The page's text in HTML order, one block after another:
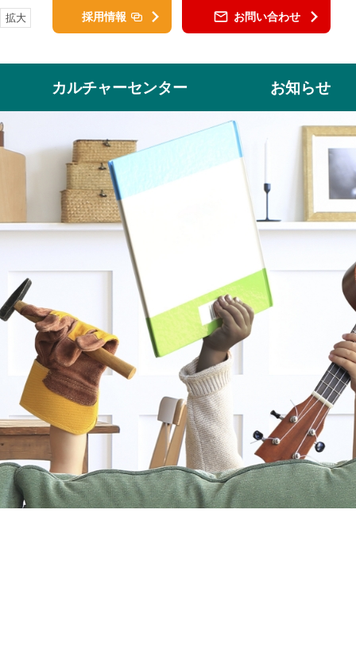
採用情報 お問い合わせ
拡大
カルチャーセンター お知らせ